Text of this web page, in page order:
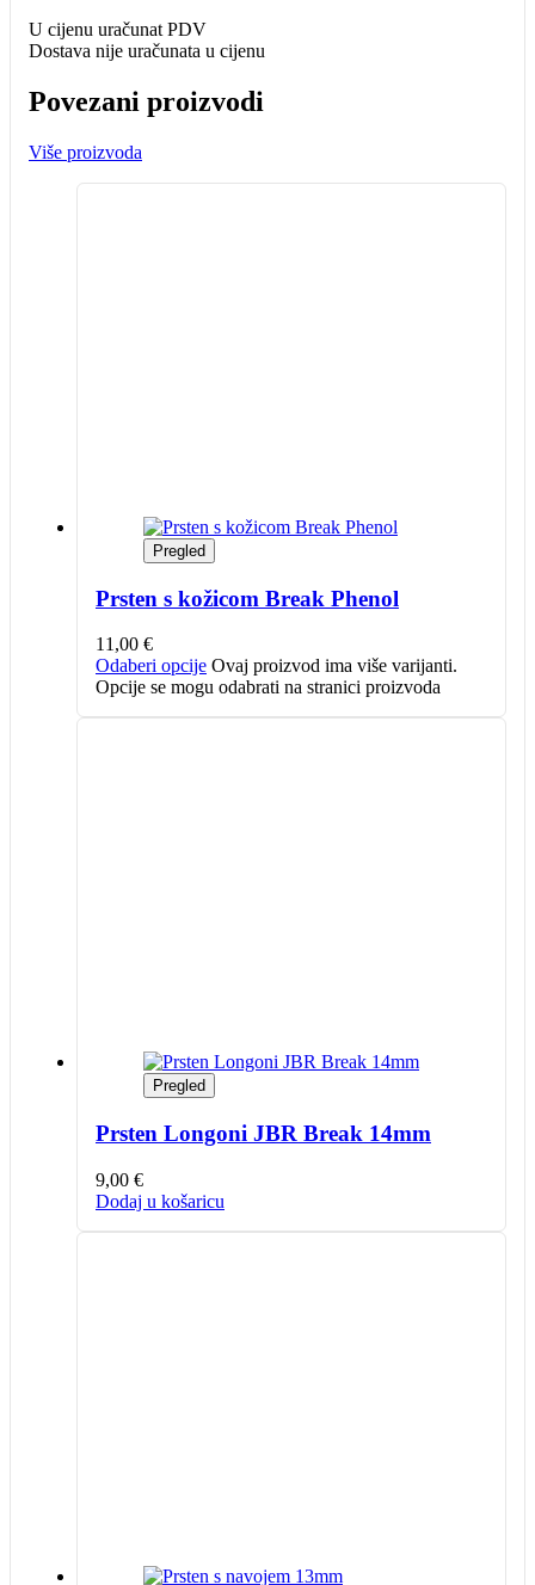
U cijenu uračunat PDV
Dostava nije uračunata u cijenu
Povezani proizvodi
Više proizvoda
Pregled
Prsten s kožicom Break Phenol
11,00 €
Odaberi opcije Ovaj proizvod ima više varijanti.
Opcije se mogu odabrati na stranici proizvoda
Pregled
Prsten Longoni JBR Break 14mm
9,00 €
Dodaj u košaricu